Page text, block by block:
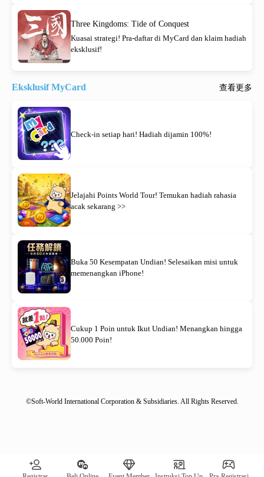
Three Kingdoms: Tide of Conquest
Kuasai strategi! Pra-daftar di MyCard dan klaim hadiah
eksklusif!
Eksklusif MyCard 查看更多
Check-in setiap hari! Hadiah dijamin 100%!
Jelajahi Points World Tour! Temukan hadiah rahasia
acak sekarang >>
Buka 50 Kesempatan Undian! Selesaikan misi untuk
memenangkan iPhone!
Cukup 1 Poin untuk Ikut Undian! Menangkan hingga
50.000 Poin!
©Soft-World International Corporation & Subsidiaries. All Rights Reserved.
[System Notification] Remaining quantity of awards: 00030｜